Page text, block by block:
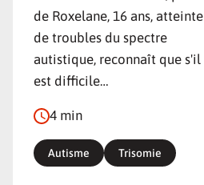
de Roxelane, 16 ans, atteinte
de troubles du spectre
autistique, reconnaît que s'il
est difficile…
4 min
Autisme Trisomie